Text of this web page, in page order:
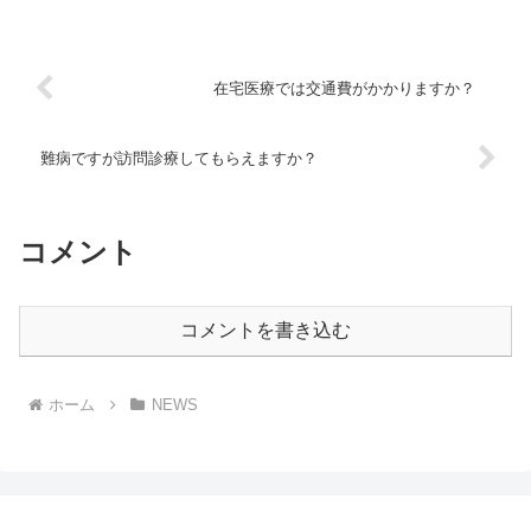
在宅医療では交通費がかかりますか？
難病ですが訪問診療してもらえますか？
コメント
コメントを書き込む
ホーム NEWS